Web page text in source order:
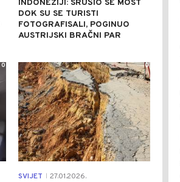
INDONEZIJI: SRUŠIO SE MOST
DOK SU SE TURISTI
FOTOGRAFISALI, POGINUO
AUSTRIJSKI BRAČNI PAR
0
SVIJET 27.01.2026.
0